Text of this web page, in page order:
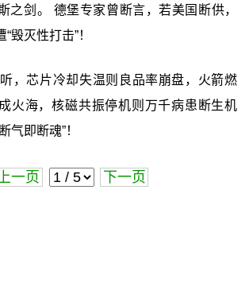
之剑。 德堡专家曾断言，若美国断供，
毁灭性打击”！
，芯片冷却失温则良品率崩盘，火箭燃
火海，核磁共振停机则万千病患断生机
即断魂”！
一页 下一页